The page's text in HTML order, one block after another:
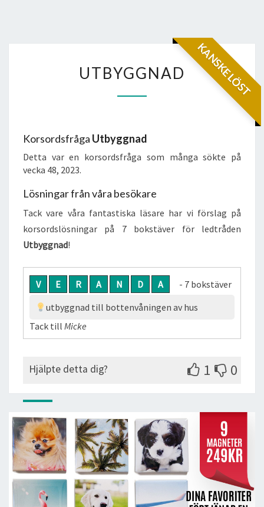
KANSKE LÖST
UTBYGGNAD
UTBYGGNAD
Korsordsfråga Utbyggnad
Detta var en korsordsfråga som många sökte på
vecka 48, 2023.
Lösningar från våra besökare
Tack vare våra fantastiska läsare har vi förslag på
korsordslösningar på 7 bokstäver för ledtråden
Utbyggnad!
V E R A N D A
- 7 bokstäver
utbyggnad till bottenvåningen av hus
Tack till Micke
Hjälpte detta dig? 1 0